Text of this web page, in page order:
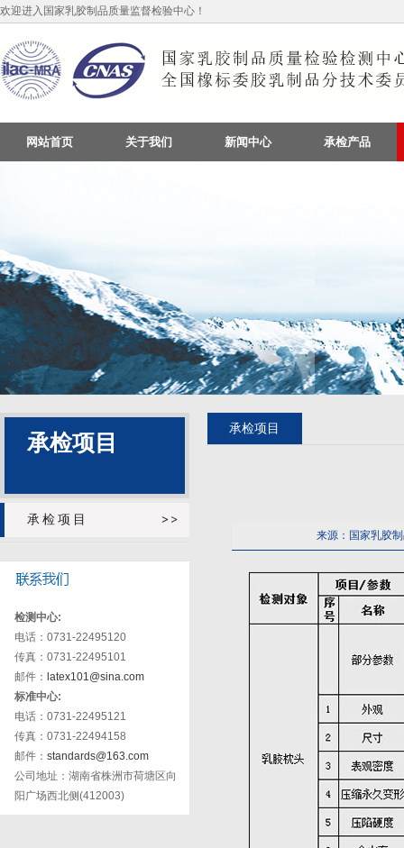
欢迎进入国家乳胶制品质量监督检验中心！
网站首页 关于我们 新闻中心 承检产品
承检项目
承检项目
检测中心:
电话：0731-22495120
传真：0731-22495101
邮件： latex101@sina.com
标准中心:
电话：0731-22495121
传真：0731-22494158
邮件： standards@163.com
公司地址：湖南省株洲市荷塘区向
阳广场西北侧(412003)
承检项目
来源：国家乳胶